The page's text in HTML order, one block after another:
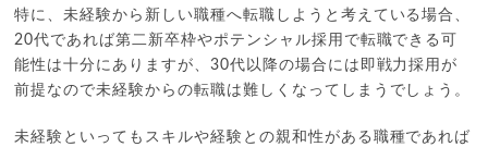
特に、未経験から新しい職種へ転職しようと考えている場合、
20代であれば第二新卒枠やポテンシャル採用で転職できる可
能性は十分にありますが、30代以降の場合には即戦力採用が
前提なので未経験からの転職は難しくなってしまうでしょう。
未経験といってもスキルや経験との親和性がある職種であれば